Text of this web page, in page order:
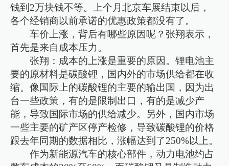
钱到2万块钱不等。上个月北京车展结束以后，
各个经销商以前承诺的优惠政策都没有了。
车价上涨，背后有哪些原因呢？张翔表示，
首先是来自成本压力。
张翔：成本的上涨是重要的原因。锂电池主
要的原材料是碳酸锂，国内外的市场供给都在收
缩。像国际上的碳酸锂的主要的输出国，因为出
台一些政策，有的是限制出口，有的是减少产
能，导致国际市场的供给减少。另外，国内市场
一些主要的矿产区停产检修，导致碳酸锂的价格
跟去年同期的数据相比，涨幅达到了250%以上。
作为新能源汽车的核心部件，动力电池约占